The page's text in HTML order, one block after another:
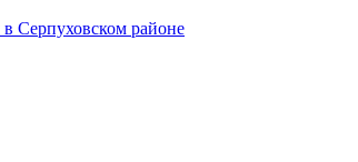
Серпуховском районе